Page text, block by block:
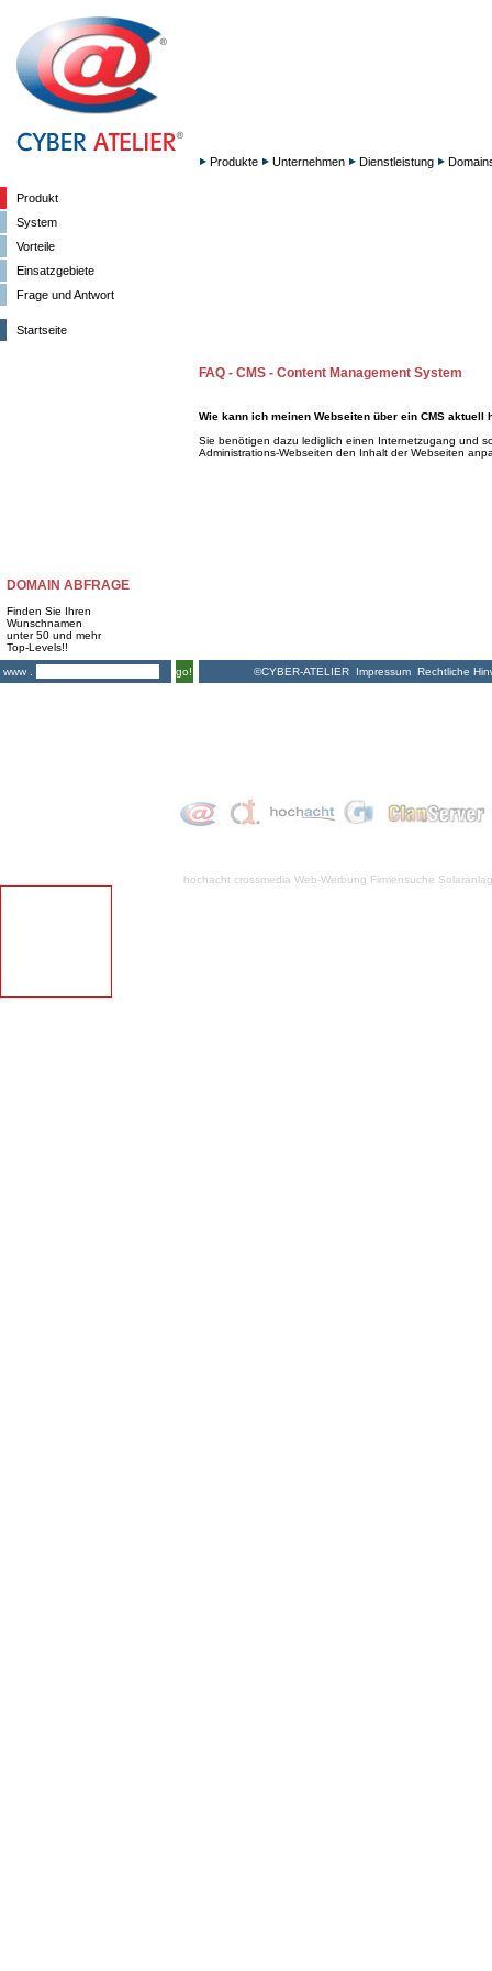
Produkt
System
Vorteile
Einsatzgebiete
Frage und Antwort
Startseite
DOMAIN ABFRAGE
Finden Sie Ihren
Wunschnamen
unter 50 und mehr
Top-Levels!!
www .
go!
Produkte Unternehmen Dienstleistung
FAQ - CMS - Content Management System
Wie kann ich meinen Webseiten über ein CMS aktuell
Sie benötigen dazu lediglich einen Internetzugang und
Administrations-Webseiten den Inhalt der Webseiten
©CYBER-ATELIER Impressum Rechtliche
hochacht crossmedia Web-Werbung Firmensuche